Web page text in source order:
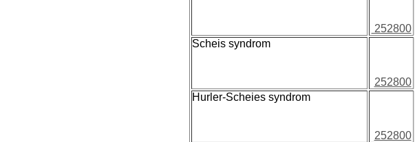
252800
Scheis syndrom
252800
Hurler-Scheies syndrom
252800